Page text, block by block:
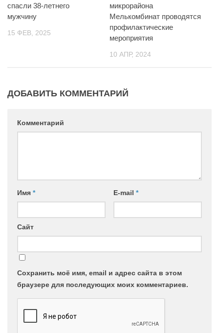
спасли 38-летнего
мужчину
15 ФЕВ, 2025
микрорайона
Мелькомбинат проводятся
профилактические
мероприятия
10 АПР, 2024
ДОБАВИТЬ КОММЕНТАРИЙ
Комментарий
Имя * E-mail *
Сайт
Сохранить моё имя, email и адрес сайта в этом
браузере для последующих моих комментариев.